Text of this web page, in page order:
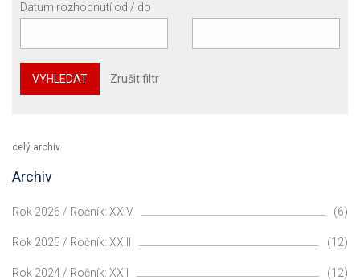
Datum rozhodnutí od / do
VYHLEDAT Zrušit filtr
celý archiv
Archiv
Rok 2026 / Ročník: XXIV (6)
Rok 2025 / Ročník: XXIII (12)
Rok 2024 / Ročník: XXII (12)